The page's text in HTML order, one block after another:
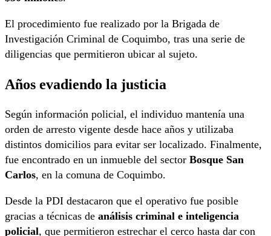
El procedimiento fue realizado por la Brigada de
Investigación Criminal de Coquimbo, tras una serie de
diligencias que permitieron ubicar al sujeto.
Años evadiendo la justicia
Según información policial, el individuo mantenía una
orden de arresto vigente desde hace años y utilizaba
distintos domicilios para evitar ser localizado. Finalmente,
fue encontrado en un inmueble del sector Bosque San
Carlos, en la comuna de Coquimbo.
Desde la PDI destacaron que el operativo fue posible
gracias a técnicas de análisis criminal e inteligencia
policial, que permitieron estrechar el cerco hasta dar con